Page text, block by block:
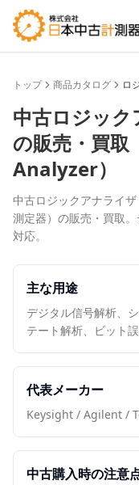
トップ 商品カタログ ロ
中古ロジッ
の販売・買取
Analyzer）
中古ロジックアナライ
測定器）の販売・買取
対応。
主な用途
デジタル信号解析、
テート解析、ビット
代表メーカー
Keysight / Agilent /
中古購入時の注意